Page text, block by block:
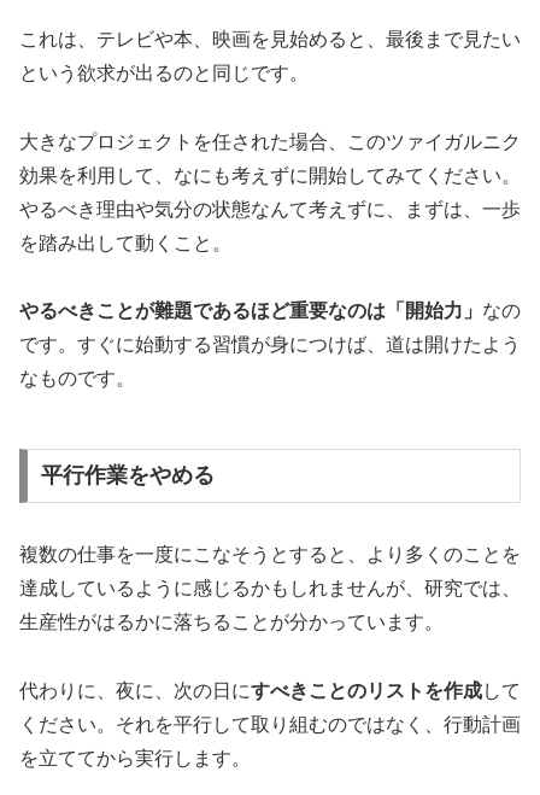
これは、テレビや本、映画を見始めると、最後まで見たい
という欲求が出るのと同じです。
大きなプロジェクトを任された場合、このツァイガルニク
効果を利用して、なにも考えずに開始してみてください。
やるべき理由や気分の状態なんて考えずに、まずは、一歩
を踏み出して動くこと。
やるべきことが難題であるほど重要なのは「開始力」 なの
です。すぐに始動する習慣が身につけば、道は開けたよう
なものです。
平行作業をやめる
複数の仕事を一度にこなそうとすると、より多くのことを
達成しているように感じるかもしれませんが、研究では、
生産性がはるかに落ちることが分かっています。
代わりに、夜に、次の日にすべきことのリストを作成して
ください。それを平行して取り組むのではなく、行動計画
を立ててから実行します。